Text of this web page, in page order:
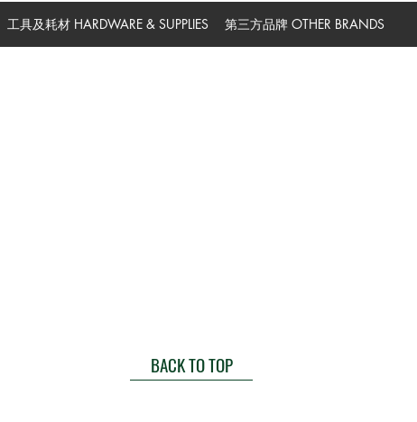
工具及耗材 HARDWARE & SUPPLIES 第三方品牌 OTHER BRANDS
BACK TO TOP